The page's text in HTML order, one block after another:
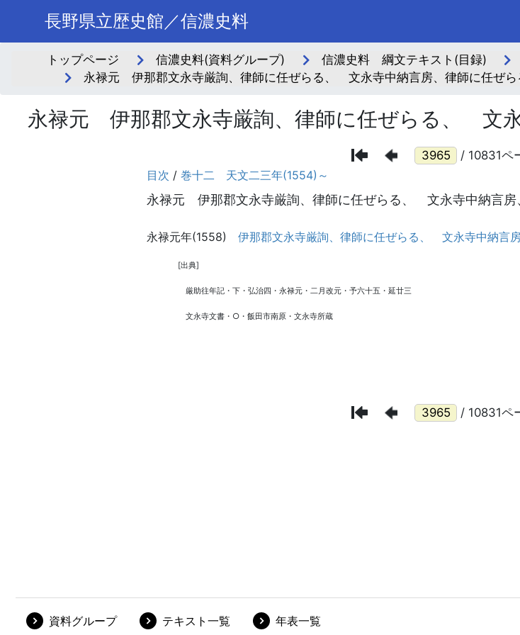
長野県立歴史館／信濃史料
トップページ 信濃史料(資料グループ) 信濃史料 綱文テキスト(目録)
永禄元 伊那郡文永寺厳詢、律師に任ぜらる、 文永寺中納言房、律師に任ぜら
永禄元 伊那郡文永寺厳詢、律師に任ぜらる、 文永
/ 10831ペ
/ 10831ペ
資料グループ テキスト一覧 年表一覧